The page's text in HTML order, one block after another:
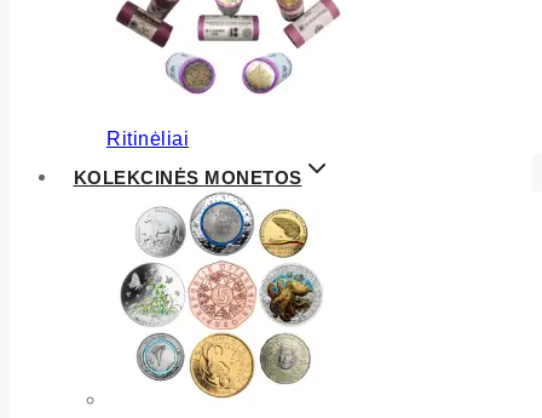
Ritinėliai
KOLEKCINĖS MONETOS